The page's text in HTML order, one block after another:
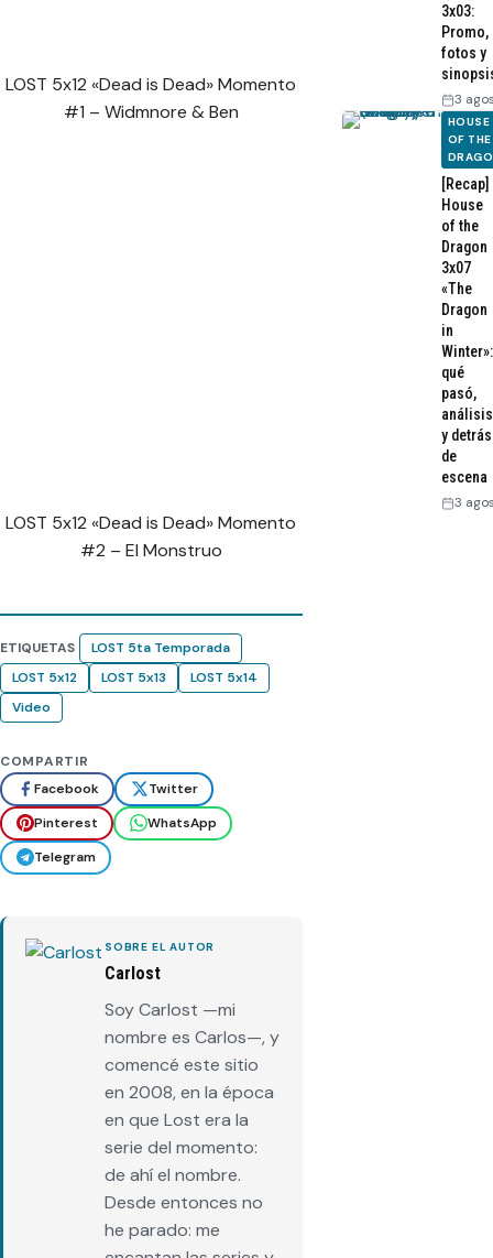
LOST 5x12 «Dead is Dead» Momento
#1 – Widmnore & Ben
LOST 5x12 «Dead is Dead» Momento
#2 – El Monstruo
ETIQUETAS
LOST 5ta Temporada
LOST 5x12
LOST 5x13
LOST 5x14
Video
COMPARTIR
Facebook
Twitter
Pinterest
WhatsApp
Telegram
SOBRE EL AUTOR
Carlost
Soy Carlost —mi
nombre es Carlos—, y
comencé este sitio
en 2008, en la época
en que Lost era la
serie del momento:
de ahí el nombre.
Desde entonces no
he parado: me
3x03:
Promo,
fotos y
3
HOUSE
OF THE
[Recap]
House
of the
Dragon
3x07
«The
Dragon
in
Winter»:
qué
pasó,
análisis
y detrás
de
escena
3